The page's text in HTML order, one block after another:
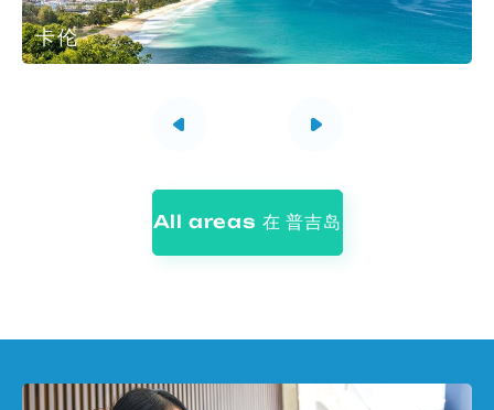
卡伦
All areas 在 普吉岛